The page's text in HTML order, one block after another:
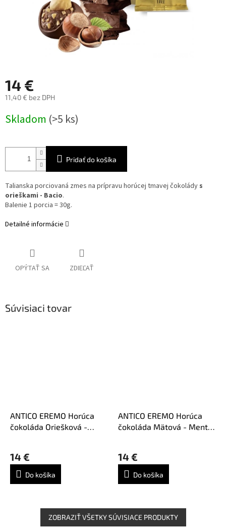
14 €
11,40 € bez DPH
cena:
Skladom (>5 ks)
Pridať do košíka
Talianska porciovaná zmes na prípravu horúcej tmavej čokolády s
orieškami - Bacio.
Balenie 1 porcia = 30g.
Detailné informácie
OPÝTAŤ SA ZDIEĽAŤ
Súvisiaci tovar
ANTICO EREMO Horúca
čokoláda Oriešková -
14 €
Do košíka
ANTICO EREMO Horúca
čokoláda Mätová - Menta
hodnotenie
produktu
5,0
hviezdičiek.
14 €
Do košíka
ZOBRAZIŤ VŠETKY SÚVISIACE PRODUKTY